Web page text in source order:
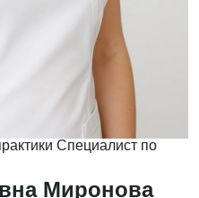
Специалист по
Миронова